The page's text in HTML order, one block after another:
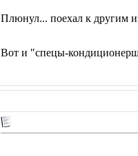
Плюнул... поехал к другим
Вот и "спецы-